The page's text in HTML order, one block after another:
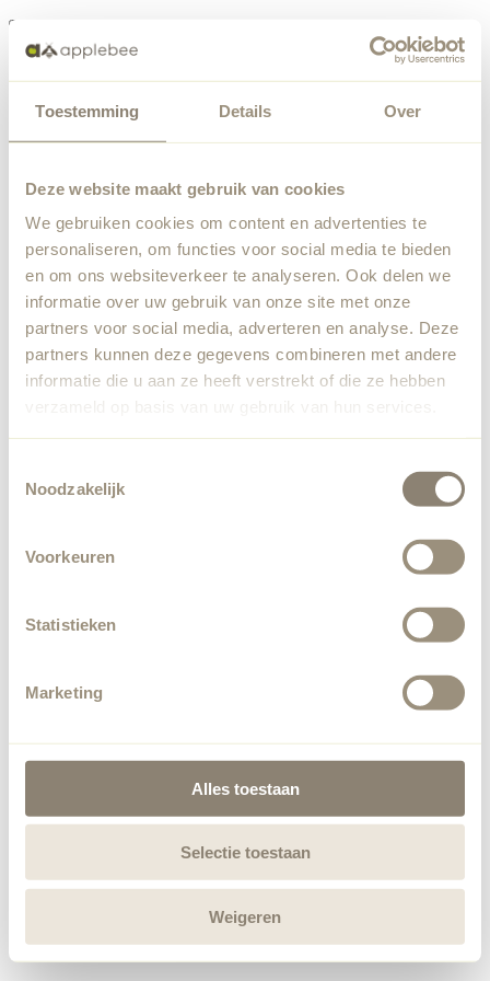
Toestemming Details Over
Deze website maakt gebruik van cookies
We gebruiken cookies om content en advertenties te
personaliseren, om functies voor social media te bieden
en om ons websiteverkeer te analyseren. Ook delen we
informatie over uw gebruik van onze site met onze
partners voor social media, adverteren en analyse. Deze
partners kunnen deze gegevens combineren met andere
informatie die u aan ze heeft verstrekt of die ze hebben
verzameld op basis van uw gebruik van hun services.
Noodzakelijk
Voorkeuren
Statistieken
Marketing
Alles toestaan
Selectie toestaan
Weigeren
Something went wrong
been notified.
Back to home